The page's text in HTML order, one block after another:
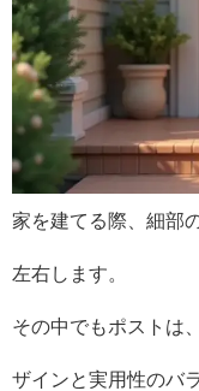
家を建てる際、細部
左右します。
その中でもポストは
ザインと実用性のバ